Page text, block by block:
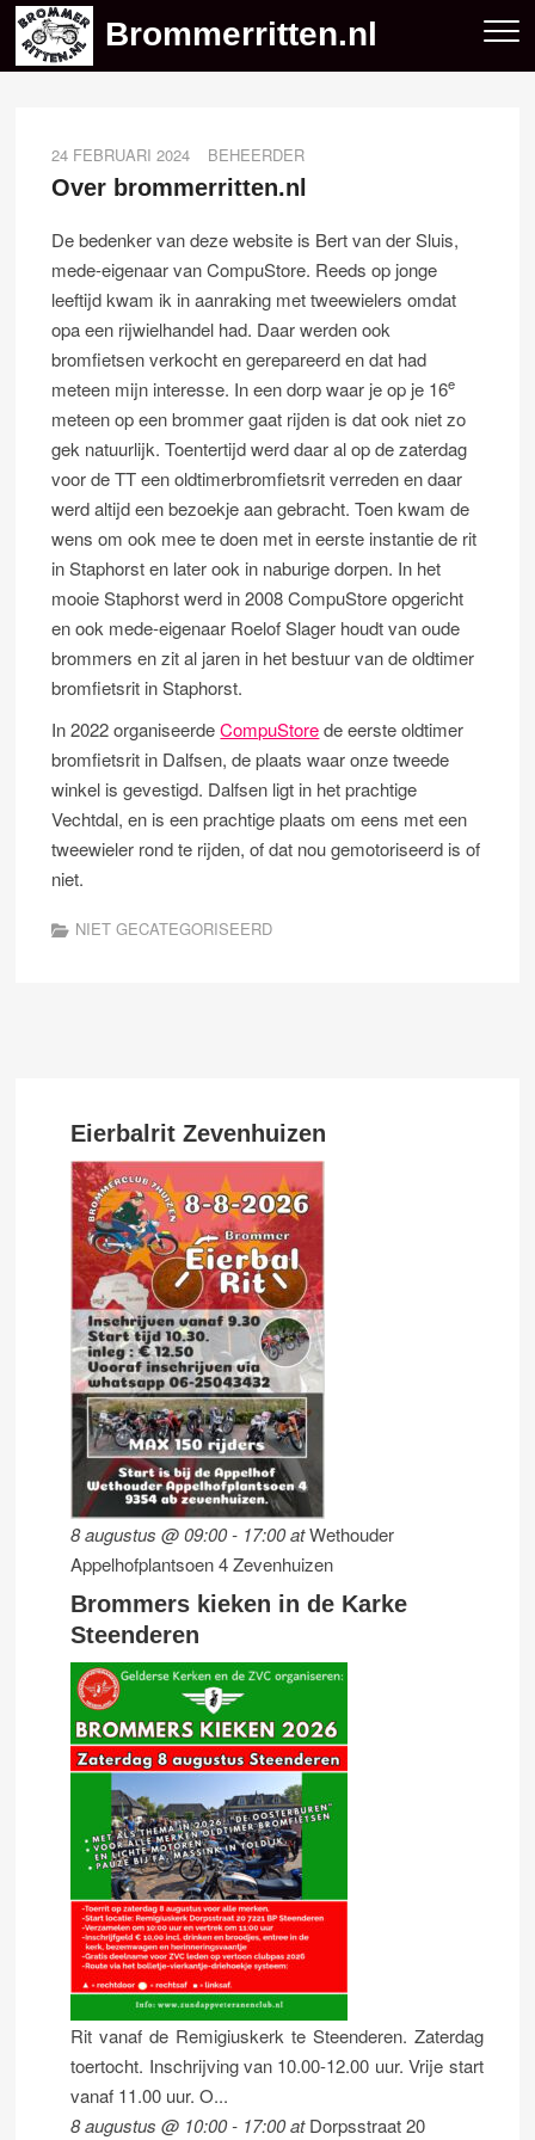
Skip
content
Brommerritten.nl
24 FEBRUARI 2024 BEHEERDER
Over brommerritten.nl
De bedenker van deze website is Bert van der Sluis,
mede-eigenaar van CompuStore. Reeds op jonge
leeftijd kwam ik in aanraking met tweewielers omdat
opa een rijwielhandel had. Daar werden ook
bromfietsen verkocht en gerepareerd en dat had
meteen mijn interesse. In een dorp waar je op je 16e
meteen op een brommer gaat rijden is dat ook niet zo
gek natuurlijk. Toentertijd werd daar al op de zaterdag
voor de TT een oldtimerbromfietsrit verreden en daar
werd altijd een bezoekje aan gebracht. Toen kwam de
wens om ook mee te doen met in eerste instantie de rit
in Staphorst en later ook in naburige dorpen. In het
mooie Staphorst werd in 2008 CompuStore opgericht
en ook mede-eigenaar Roelof Slager houdt van oude
brommers en zit al jaren in het bestuur van de oldtimer
bromfietsrit in Staphorst.
In 2022 organiseerdeCompuStorede eerste oldtimer
bromfietsrit in Dalfsen, de plaats waar onze tweede
winkel is gevestigd. Dalfsen ligt in het prachtige
Vechtdal, en is een prachtige plaats om eens met een
tweewieler rond te rijden, of dat nou gemotoriseerd is of
niet.
NIET GECATEGORISEERD
Eierbalrit Zevenhuizen
8 augustus @ 09:00- 17:00atWethouder
Appelhofplantsoen 4 Zevenhuizen
Brommers kieken in de Karke
Steenderen
Rit vanaf de Remigiuskerk te Steenderen. Zaterdag
toertocht. Inschrijving van 10.00-12.00 uur. Vrije start
vanaf 11.00 uur. O...
8 augustus @ 10:00- 17:00atDorpsstraat 20